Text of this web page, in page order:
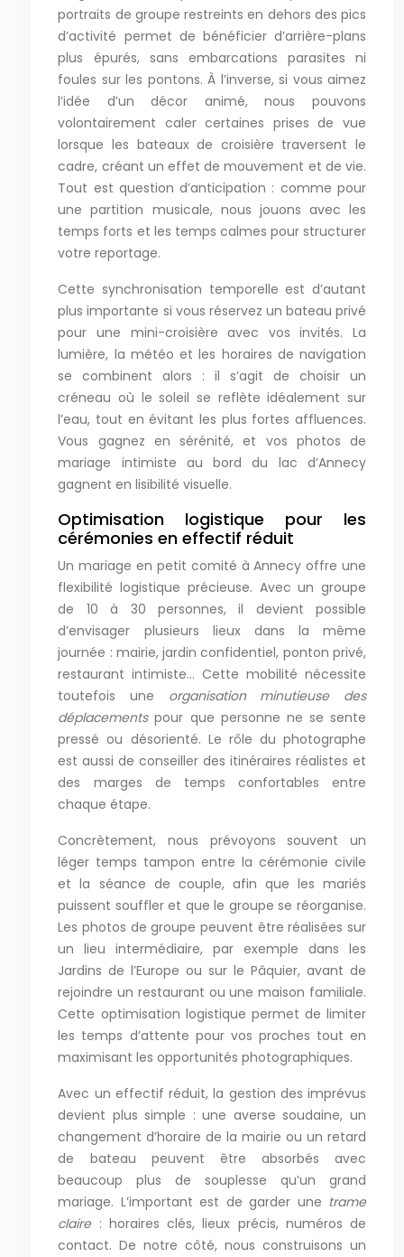
portraits de groupe restreints en dehors des pics
d’activité permet de bénéficier d’arrière-plans
plus épurés, sans embarcations parasites ni
foules sur les pontons. À l’inverse, si vous aimez
l’idée d’un décor animé, nous pouvons
volontairement caler certaines prises de vue
lorsque les bateaux de croisière traversent le
cadre, créant un effet de mouvement et de vie.
Tout est question d’anticipation : comme pour
une partition musicale, nous jouons avec les
temps forts et les temps calmes pour structurer
votre reportage.
Cette synchronisation temporelle est d’autant
plus importante si vous réservez un bateau privé
pour une mini-croisière avec vos invités. La
lumière, la météo et les horaires de navigation
se combinent alors : il s’agit de choisir un
créneau où le soleil se reflète idéalement sur
l’eau, tout en évitant les plus fortes affluences.
Vous gagnez en sérénité, et vos photos de
mariage intimiste au bord du lac d’Annecy
gagnent en lisibilité visuelle.
Optimisation logistique pour les
cérémonies en effectif réduit
Un mariage en petit comité à Annecy offre une
flexibilité logistique précieuse. Avec un groupe
de 10 à 30 personnes, il devient possible
d’envisager plusieurs lieux dans la même
journée : mairie, jardin confidentiel, ponton privé,
restaurant intimiste… Cette mobilité nécessite
toutefois une organisation minutieuse des
déplacementspour que personne ne se sente
pressé ou désorienté. Le rôle du photographe
est aussi de conseiller des itinéraires réalistes et
des marges de temps confortables entre
chaque étape.
Concrètement, nous prévoyons souvent un
léger temps tampon entre la cérémonie civile
et la séance de couple, afin que les mariés
puissent souffler et que le groupe se réorganise.
Les photos de groupe peuvent être réalisées sur
un lieu intermédiaire, par exemple dans les
Jardins de l’Europe ou sur le Pâquier, avant de
rejoindre un restaurant ou une maison familiale.
Cette optimisation logistique permet de limiter
les temps d’attente pour vos proches tout en
maximisant les opportunités photographiques.
Avec un effectif réduit, la gestion des imprévus
devient plus simple : une averse soudaine, un
changement d’horaire de la mairie ou un retard
de bateau peuvent être absorbés avec
beaucoup plus de souplesse qu’un grand
mariage. L’important est de garder une trame
claire: horaires clés, lieux précis, numéros de
contact. De notre côté, nous construisons un